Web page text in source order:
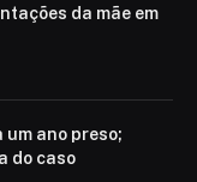
da mãe em
ano preso;
do caso